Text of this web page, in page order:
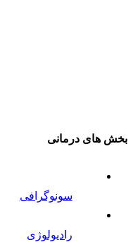
بخش های درمانی
سونوگرافی
رادیولوژی